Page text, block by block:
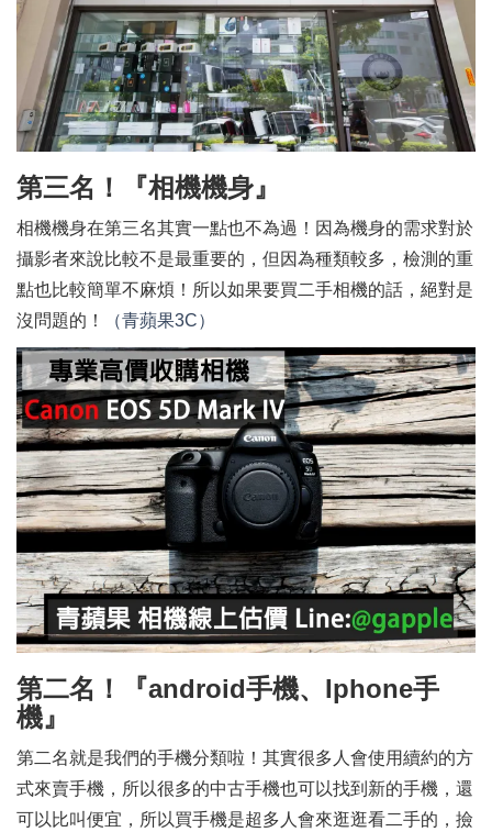
第三名！『相機機身』
相機機身在第三名其實一點也不為過！因為機身的需求對於
攝影者來說比較不是最重要的，但因為種類較多，檢測的重
點也比較簡單不麻煩！所以如果要買二手相機的話，絕對是
沒問題的！
（青蘋果3C）
第二名！『android手機、Iphone手
機』
第二名就是我們的手機分類啦！其實很多人會使用續約的方
式來賣手機，所以很多的中古手機也可以找到新的手機，還
可以比叫便宜，所以買手機是超多人會來逛逛看二手的，撿